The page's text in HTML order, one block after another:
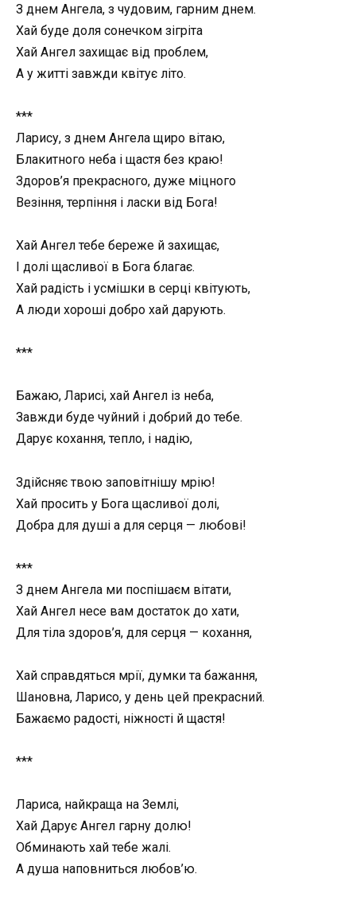
З днем Ангела, з чудовим, гарним днем.
Хай буде доля сонечком зігріта
Хай Ангел захищає від проблем,
А у житті завжди квітує літо.
***
Ларису, з днем Ангела щиро вітаю,
Блакитного неба і щастя без краю!
Здоров’я прекрасного, дуже міцного
Везіння, терпіння і ласки від Бога!
Хай Ангел тебе береже й захищає,
І долі щасливої в Бога благає.
Хай радість і усмішки в серці квітують,
А люди хороші добро хай дарують.
***
Бажаю, Ларисі, хай Ангел із неба,
Завжди буде чуйний і добрий до тебе.
Дарує кохання, тепло, і надію,
Здійсняє твою заповітнішу мрію!
Хай просить у Бога щасливої долі,
Добра для душі а для серця — любові!
***
З днем Ангела ми поспішаєм вітати,
Хай Ангел несе вам достаток до хати,
Для тіла здоров’я, для серця — кохання,
Хай справдяться мрії, думки та бажання,
Шановна, Ларисо, у день цей прекрасний.
Бажаємо радості, ніжності й щастя!
***
Лариса, найкраща на Землі,
Хай Дарує Ангел гарну долю!
Обминають хай тебе жалі.
А душа наповниться любов’ю.